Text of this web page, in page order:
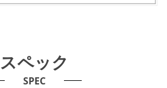
スペック
SPEC